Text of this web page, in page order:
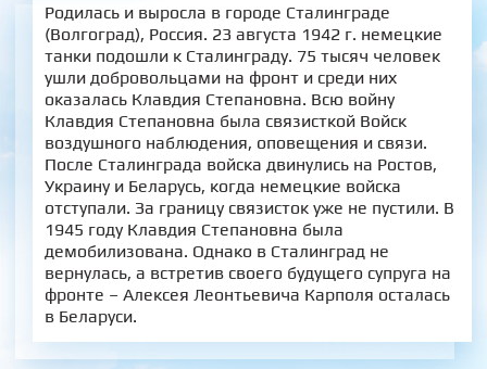
Родилась и выросла в городе Сталинграде
(Волгоград), Россия. 23 августа 1942 г. немецкие
танки подошли к Сталинграду. 75 тысяч человек
ушли добровольцами на фронт и среди них
оказалась Клавдия Степановна. Всю войну
Клавдия Степановна была связисткой Войск
воздушного наблюдения, оповещения и связи.
После Сталинграда войска двинулись на Ростов,
Украину и Беларусь, когда немецкие войска
отступали. За границу связисток уже не пустили. В
1945 году Клавдия Степановна была
демобилизована. Однако в Сталинград не
вернулась, а встретив своего будущего супруга на
фронте – Алексея Леонтьевича Карполя осталась
в Беларуси.